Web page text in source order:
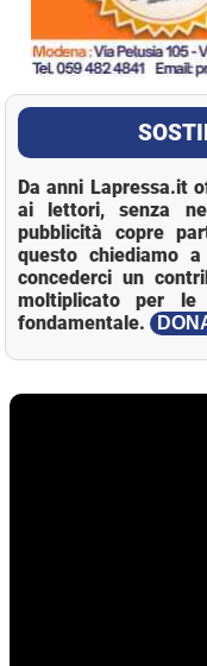
Da anni Lapressa.it
ai lettori, senza
pubblicità copre
questo chiediamo
concederci un
moltiplicato per
fondamentale.